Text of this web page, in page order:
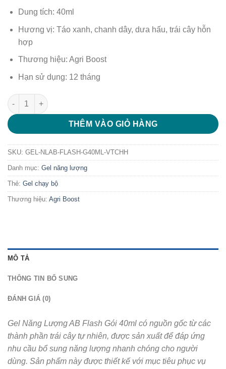
Dung tích: 40ml
Hương vị: Táo xanh, chanh dây, dưa hấu, trái cây hỗn
hợp
Thương hiệu: Agri Boost
Hạn sử dụng: 12 tháng
Gel Năng Lượng AB Flash Gói 40ml - Vị trái cây hỗn hợp số
THÊM VÀO GIỎ HÀNG
SKU: GEL-NLAB-FLASH-G40ML-VTCHH
Danh mục: Gel năng lượng
Thẻ: Gel chạy bộ
Thương hiệu: Agri Boost
MÔ TẢ
THÔNG TIN BỔ SUNG
ĐÁNH GIÁ (0)
Gel Năng Lượng AB Flash Gói 40ml có nguồn gốc từ các
thành phần trái cây tự nhiên, được sản xuất để đáp ứng
nhu cầu bổ sung năng lượng nhanh chóng cho người
dùng. Sản phẩm này được thiết kế với mục tiêu phục vụ